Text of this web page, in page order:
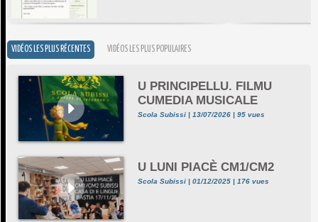
VIDÉOS LES PLUS RÉCENTES VIDÉOS LES PLUS POPULAIRES
U PRINCIPELLU. FILMU
CUMEDIA MUSICALE
Scola Subissi | 13/07/2026 | 95 vues
U LUNI PIACÈ CM1/CM2
Scola Subissi | 01/12/2025 | 176 vues